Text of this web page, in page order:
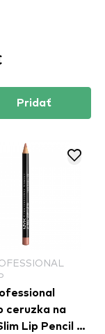
Pridať
ceruzka na
Lip Pencil –